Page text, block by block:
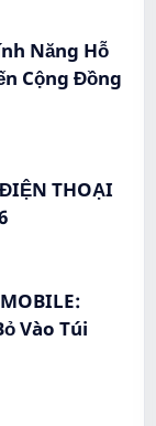
Năng Hỗ
Cộng Đồng
ĐIỆN THOẠI
Vào Túi